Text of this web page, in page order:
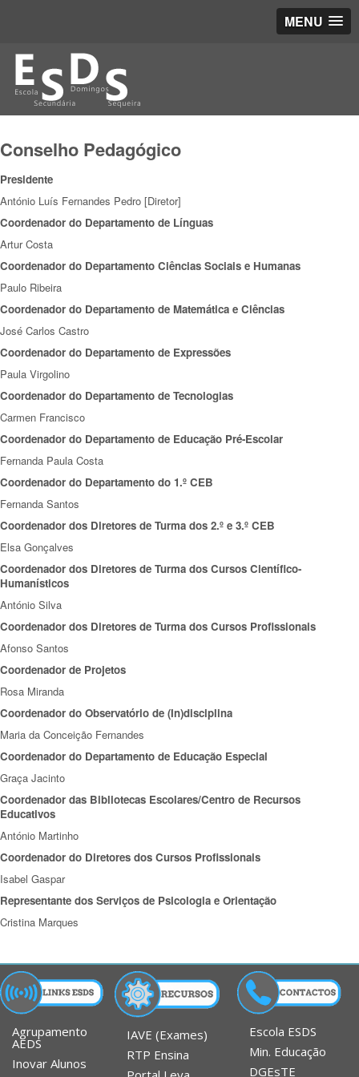
MENU
Conselho Pedagógico
Presidente
António Luís Fernandes Pedro [Diretor]
Coordenador do Departamento de Línguas
Artur Costa
Coordenador do Departamento Ciências Sociais e Humanas
Paulo Ribeira
Coordenador do Departamento de Matemática e Ciências
José Carlos Castro
Coordenador do Departamento de Expressões
Paula Virgolino
Coordenador do Departamento de Tecnologias
Carmen Francisco
Coordenador do Departamento de Educação Pré-Escolar
Fernanda Paula Costa
Coordenador do Departamento do 1.º CEB
Fernanda Santos
Coordenador dos Diretores de Turma dos 2.º e 3.º CEB
Elsa Gonçalves
Coordenador dos Diretores de Turma dos Cursos Científico-
Humanísticos
António Silva
Coordenador dos Diretores de Turma dos Cursos Profissionais
Afonso Santos
Coordenador de Projetos
Rosa Miranda
Coordenador do Observatório de (In)disciplina
Maria da Conceição Fernandes
Coordenador do Departamento de Educação Especial
Graça Jacinto
Coordenador das Bibliotecas Escolares/Centro de Recursos
Educativos
António Martinho
Coordenador do Diretores dos Cursos Profissionais
Isabel Gaspar
Representante dos Serviços de Psicologia e Orientação
Cristina Marques
Agrupamento
AEDS
Inovar Alunos
IAVE (Exames)
RTP Ensina
Escola ESDS
Min. Educação
DGEsTE